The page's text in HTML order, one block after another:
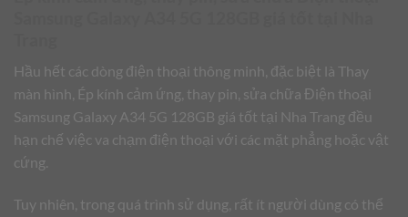
Hầu hết các dòng điện thoại thông minh, đặc biệt là Thay
màn hình, Ép kính cảm ứng, thay pin, sửa chữa Điện thoại
Samsung Galaxy A34 5G 128GB giá tốt tại Nha Trang đều
hạn chế việc va chạm điện thoại với các mặt phẳng hoặc vật
cứng.
Tuy nhiên, trong quá trình sử dụng, rất ít người dùng có thể